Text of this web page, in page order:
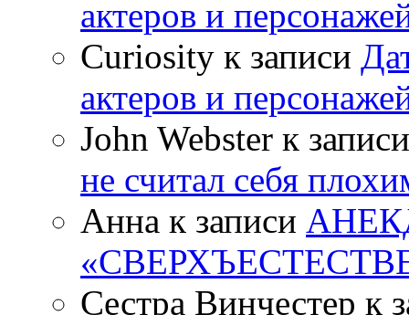
актеров и
Curiosity к записи
актеров и
John Webster к
не считал себя
Анна к записи
Сестра Винчестер к